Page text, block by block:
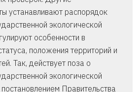
устанавливают распорядок
экологической
особенности в
положения территорий и
Так, действует поза о
экологической
Правительства